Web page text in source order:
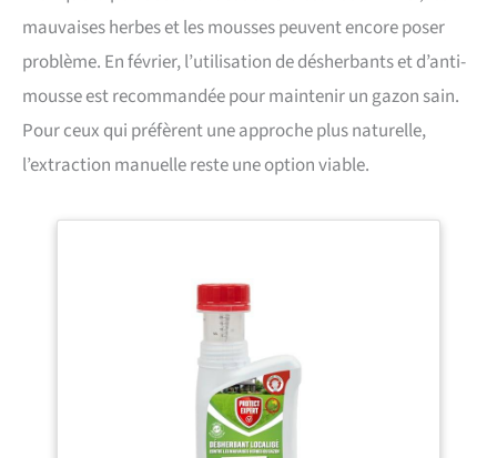
mauvaises herbes et les mousses peuvent encore poser
problème. En février, l’utilisation de désherbants et d’anti-
mousse est recommandée pour maintenir un gazon sain.
Pour ceux qui préfèrent une approche plus naturelle,
l’extraction manuelle reste une option viable.